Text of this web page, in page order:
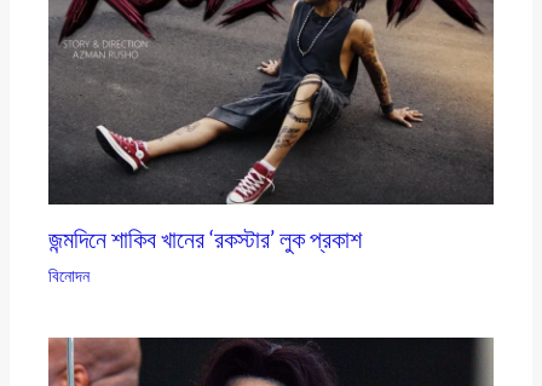
জন্মদিনে শাকিব খানের ‘রকস্টার’ লুক প্রকাশ
বিনোদন